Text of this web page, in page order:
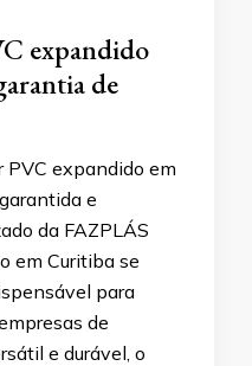
expandido
de
PVC expandido em
e
da FAZPLÁS
em Curitiba se
para
de
e durável, o